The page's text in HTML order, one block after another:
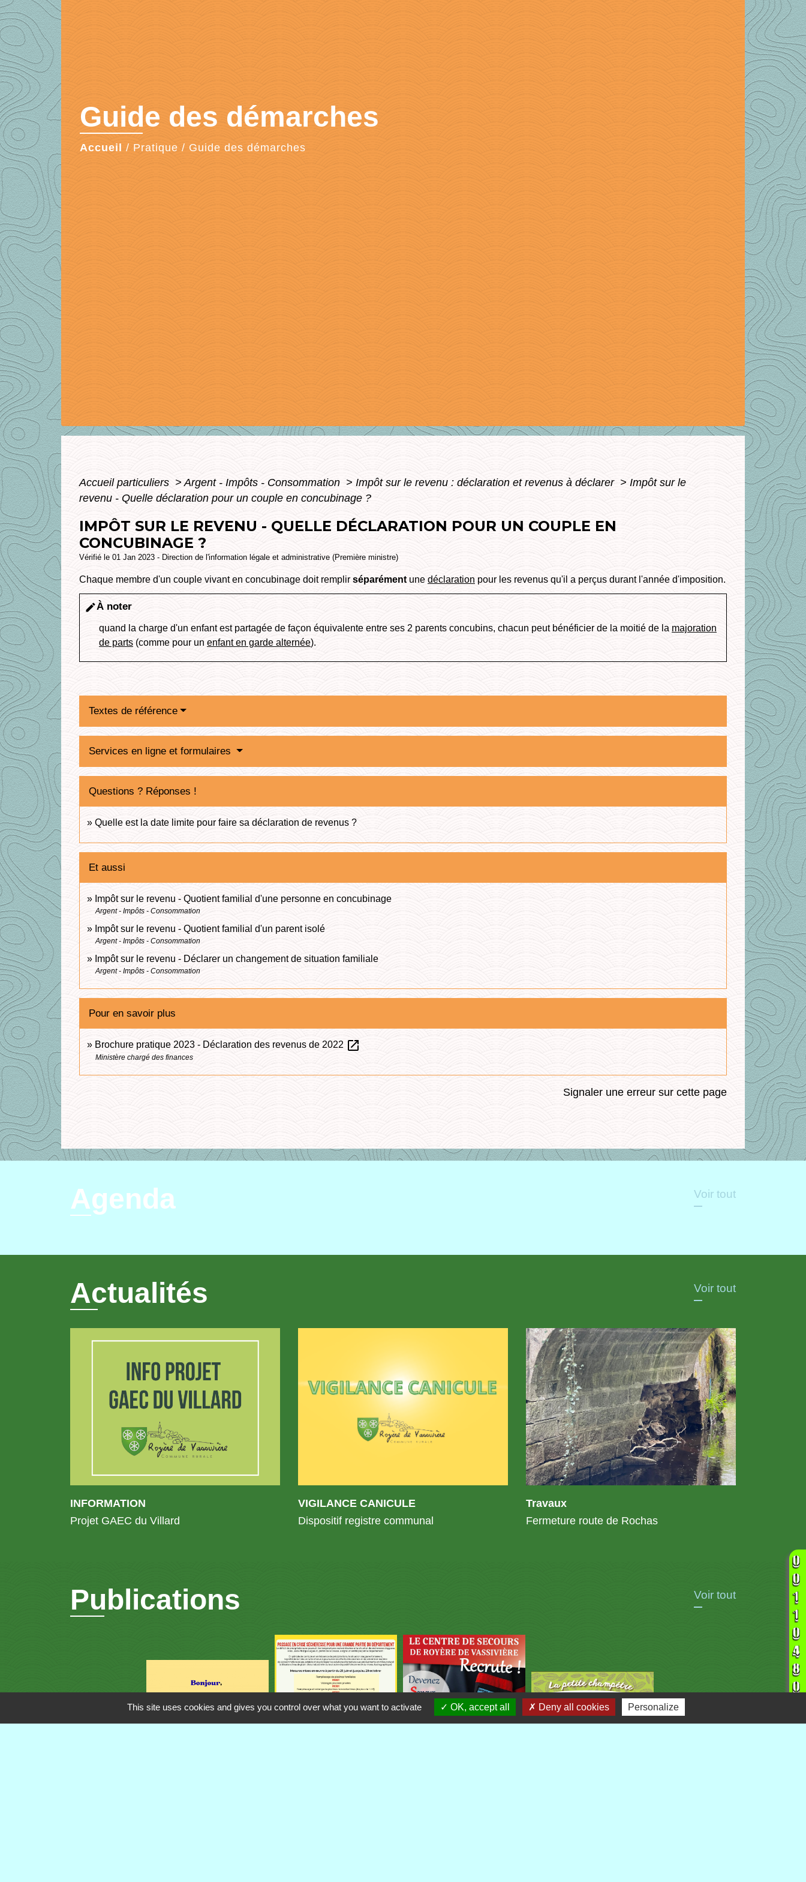
Guide des démarches
Accueil / Pratique / Guide des démarches
Accueil particuliers > Argent - Impôts - Consommation > Impôt sur le revenu : déclaration et revenus à déclarer > Impôt sur le
revenu - Quelle déclaration pour un couple en concubinage ?
IMPÔT SUR LE REVENU - QUELLE DÉCLARATION POUR UN COUPLE EN
CONCUBINAGE ?
Vérifié le 01 Jan 2023 - Direction de l'information légale et administrative (Première ministre)
Chaque membre d'un couple vivant en concubinage doit remplir séparément une déclaration pour les revenus qu'il a perçus durant l'année d'imposition.
editÀ noter
quand la charge d'un enfant est partagée de façon équivalente entre ses 2 parents concubins, chacun peut bénéficier de la moitié de la majoration
de parts (comme pour un enfant en garde alternée).
Textes de référence
Services en ligne et formulaires
Questions ? Réponses !
Quelle est la date limite pour faire sa déclaration de revenus ?
Et aussi
Impôt sur le revenu - Quotient familial d'une personne en concubinage
Argent - Impôts - Consommation
Impôt sur le revenu - Quotient familial d'un parent isolé
Argent - Impôts - Consommation
Impôt sur le revenu - Déclarer un changement de situation familiale
Argent - Impôts - Consommation
Pour en savoir plus
Brochure pratique 2023 - Déclaration des revenus de 2022 open_in_new
Ministère chargé des finances
Signaler une erreur sur cette page
Agenda Voir tout
Actualités Voir tout
INFORMATION
Projet GAEC du Villard
VIGILANCE CANICULE
Dispositif registre communal
Travaux
Fermeture route de Rochas
Publications Voir tout
This site uses cookies and gives you control over what you want to activate OK, accept all Deny all cookies Personalize